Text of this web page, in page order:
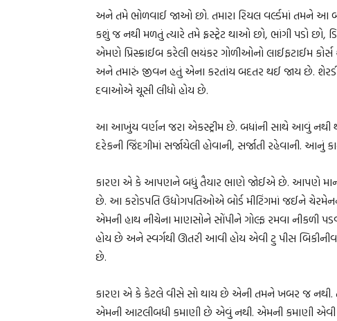
અને તમે ભોળવાઈ જાઓ છો. તમારા રિયલ વર્લ્ડમાં તમને આ
કશું જ નથી મળતું ત્યારે તમે ફ્રસ્ટ્રેટ થાઓ છો, ભાંગી પડો છો,
એમણે પ્રિસ્ક્રાઈબ કરેલી ભયંકર ગોળીઓનો લાઈફટાઈમ કોર્સ
અને તમારું જીવન હતું એના કરતાંય બદતર થઈ જાય છે.
દવાઓએ ચૂસી લીધો હોય છે.
આ આખુંય વર્ણન જરા એકસ્ટ્રીમ છે. બધાંની સાથે આવું નથી
દરેકની જિંદગીમાં સર્જાયેલી હોવાની, સર્જાતી રહેવાની.
કારણ એ કે આપણને બધું તૈયાર ભાણે જોઈએ છે. આપણે માની
છે. આ કરોડપતિ ઉદ્યોગપતિઓએ બોર્ડ મીટિંગમાં જઈને
એમની હાથ નીચેના માણસોને સોંપીને ગોલ્ફ રમવા નીકળી
હોય છે અને સ્વર્ગથી ઊતરી આવી હોય એવી ટુ પીસ
છે.
કારણ એ કે કેટલે વીસે સો થાય છે એની તમને ખબર જ
એમની આટલીબધી કમાણી છે એવું નથી. એમની કમાણી